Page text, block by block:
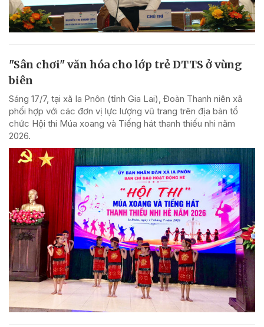
"Sân chơi" văn hóa cho lớp trẻ DTTS ở vùng
biên
Sáng 17/7, tại xã Ia Pnôn (tỉnh Gia Lai), Đoàn Thanh niên xã
phối hợp với các đơn vị lực lượng vũ trang trên địa bàn tổ
chức Hội thi Múa xoang và Tiếng hát thanh thiếu nhi năm
2026.